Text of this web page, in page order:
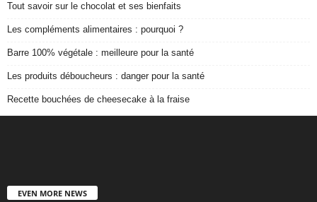
Tout savoir sur le chocolat et ses bienfaits
Les compléments alimentaires : pourquoi ?
Barre 100% végétale : meilleure pour la santé
Les produits déboucheurs : danger pour la santé
Recette bouchées de cheesecake à la fraise
EVEN MORE NEWS